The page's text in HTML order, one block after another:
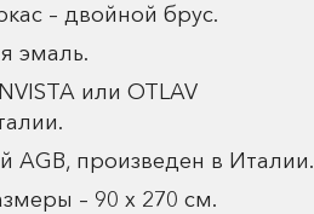
– двойной брус.
эмаль.
или OTLAV
AGB, произведен в Италии.
– 90 х 270 см.